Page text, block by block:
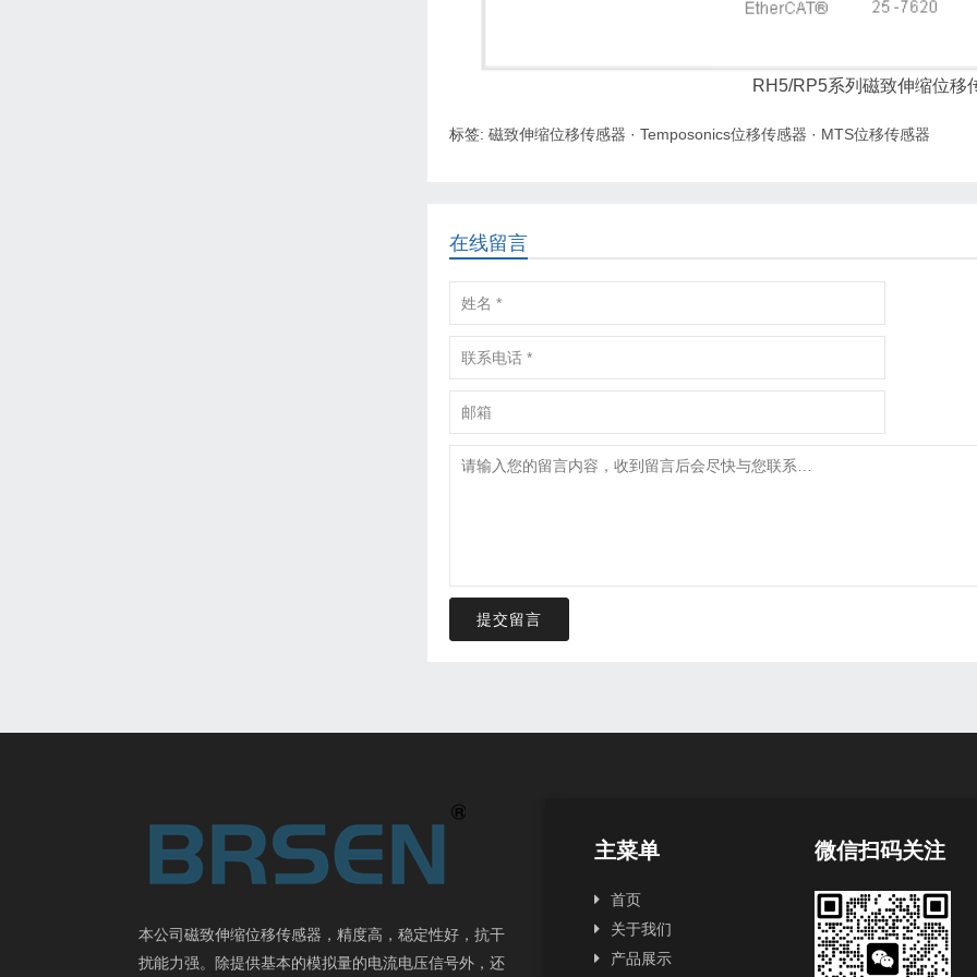
RH5/RP5系列磁致伸缩位移
标签: 磁致伸缩位移传感器 · Temposonics位移传感器 · MTS位移传感器
在线留言
提交留言
本公司磁致伸缩位移传感器，精度高，稳定性好，抗干
扰能力强。除提供基本的模拟量的电流电压信号外，还
主菜单
首页
关于我们
产品展示
微信扫码关注